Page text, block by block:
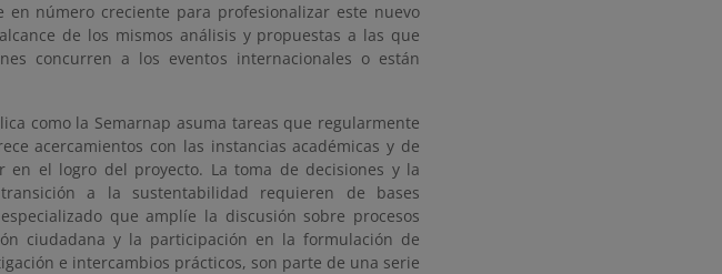
en número creciente para profesionalizar este nuevo
de los mismos análisis y propuestas a las que
concurren a los eventos internacionales o están
como la Semarnap asuma tareas que regularmente
acercamientos con las instancias académicas y de
el logro del proyecto. La toma de decisiones y la
a la sustentabilidad requieren de bases
que amplíe la discusión sobre procesos
ciudadana y la participación en la formulación de
e intercambios prácticos, son parte de una serie